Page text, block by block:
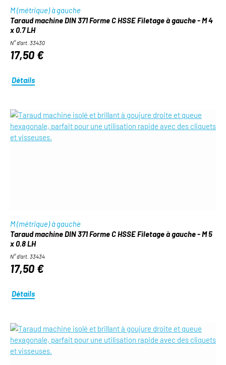
M (métrique) à gauche
Taraud machine DIN 371 Forme C HSSE Filetage à gauche - M 4
x 0.7 LH
N° d'art. 33430
17,50 €
Détails
M (métrique) à gauche
Taraud machine DIN 371 Forme C HSSE Filetage à gauche - M 5
x 0.8 LH
N° d'art. 33434
17,50 €
Détails